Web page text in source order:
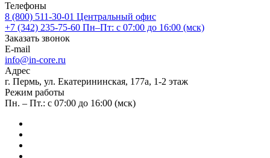
Телефоны
8 (800) 511-30-01 Центральный офис
+7 (342) 235-75-60 Пн–Пт: с 07:00 до 16:00 (мск)
Заказать звонок
E-mail
info@in-core.ru
Адрес
г. Пермь, ул. ​Екатерининская, 177а, ​1-2 этаж
Режим работы
Пн. – Пт.: с 07:00 до 16:00 (мск)